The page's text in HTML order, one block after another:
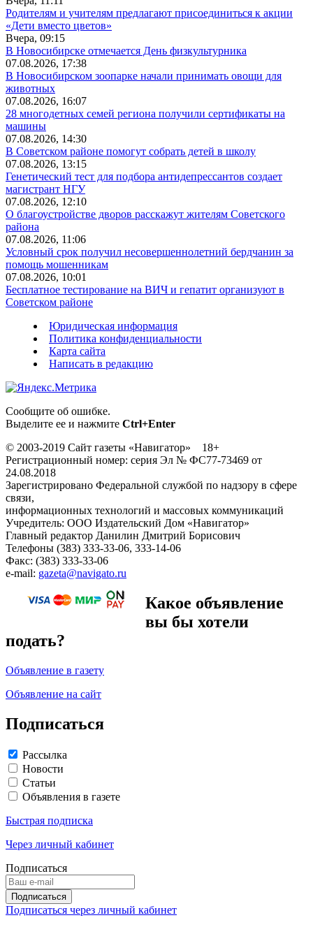
Родителям и учителям предлагают присоединиться к акции
«Дети вместо цветов»
Вчера, 09:15
В Новосибирске отмечается День физкультурника
07.08.2026, 17:38
В Новосибирском зоопарке начали принимать овощи для
животных
07.08.2026, 16:07
28 многодетных семей региона получили сертификаты на
машины
07.08.2026, 14:30
В Советском районе помогут собрать детей в школу
07.08.2026, 13:15
Генетический тест для подбора антидепрессантов создает
магистрант НГУ
07.08.2026, 12:10
О благоустройстве дворов расскажут жителям Советского
района
07.08.2026, 11:06
Условный срок получил несовершеннолетний бердчанин за
помощь мошенникам
07.08.2026, 10:01
Бесплатное тестирование на ВИЧ и гепатит организуют в
Советском районе
Юридическая информация
Политика конфиденциальности
Карта сайта
Написать в редакцию
Сообщите об ошибке.
Выделите ее и нажмите Ctrl+Enter
© 2003-2019 Сайт газеты «Навигатор» 18+
Регистрационный номер: серия Эл № ФС77-73469 от
24.08.2018
Зарегистрировано Федеральной службой по надзору в сфере
связи,
информационных технологий и массовых коммуникаций
Учредитель: ООО Издательский Дом «Навигатор»
Главный редактор Данилин Дмитрий Борисович
Телефоны (383) 333-33-06, 333-14-06
Факс: (383) 333-33-06
e-mail: gazeta@navigato.ru
Какое объявление
вы бы хотели
подать?
Объявление в газету
Объявление на сайт
Подписаться
Рассылка
Новости
Статьи
Объявления в газете
Быстрая подписка
Через личный кабинет
Подписаться
Подписаться через личный кабинет